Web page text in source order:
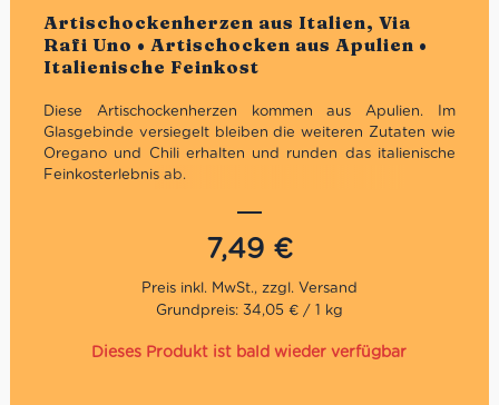
Artischockenherzen aus Italien, Via
Rafi Uno • Artischocken aus Apulien •
Italienische Feinkost
Bewertet
Diese Artischockenherzen kommen aus Apulien. Im
Glasgebinde versiegelt bleiben die weiteren Zutaten wie
Oregano und Chili erhalten und runden das italienische
Feinkosterlebnis ab.
Via Rafi Numero Uno hat die Verarbeitung alter Rezepte
bewahrt und sie an die höchsten Qualitätsstandards
angepasst, um ein authentisches und traditionelles
Produkt zu bieten, Zusammen mit Sohn Nicola macht
Mario de Giorgi aus frisch geerntetem Gemüse diese
einzigartigen Antipasti. Das besondere an ihnen ist die
Frische der Produkte, da max. 48 Stunden verstreichen
bis zur vollständigen Verarbeitung. Das Gemüse wird in
7,49 €
Grundpreis: 34,05 € / 1 kg
Dieses Produkt ist bald wieder verfügbar